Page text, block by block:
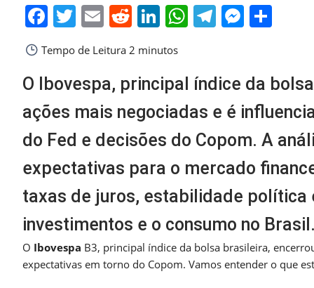
Facebook
Twitter
EmailReddit
LinkedIn
WhatsApp
Telegram
Tempo de Leitura 2 minutos
O Ibovespa, principal índice da
ações mais negociadas e é
do Fed e decisões do Copom. A
expectativas para o mercado
taxas de juros, estabilidade
investimentos e o consumo no
O Ibovespa B3, principal índice da bolsa brasileira,
expectativas em torno do Copom. Vamos entender o que